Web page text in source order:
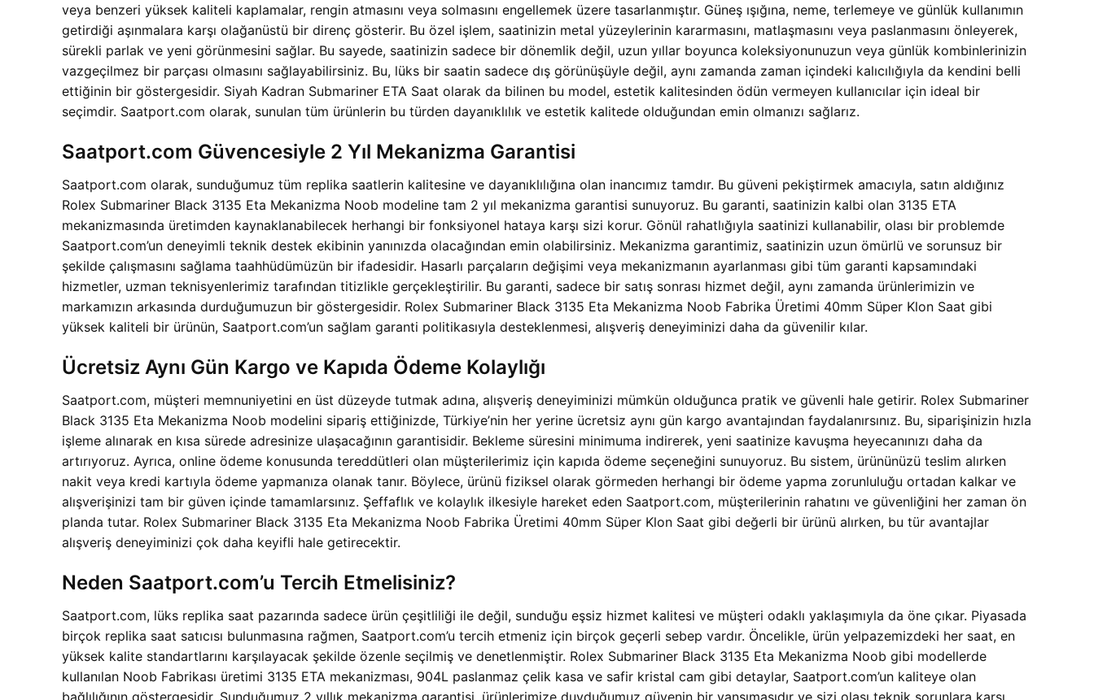
veya benzeri yüksek kaliteli kaplamalar, rengin atmasını veya solmasını engellemek üzere tasarlanmıştır. Güneş ışığına, neme, terlemeye ve günlük kullanımın
getirdiği aşınmalara karşı olağanüstü bir direnç gösterir. Bu özel işlem, saatinizin metal yüzeylerinin kararmasını, matlaşmasını veya paslanmasını önleyerek,
sürekli parlak ve yeni görünmesini sağlar. Bu sayede, saatinizin sadece bir dönemlik değil, uzun yıllar boyunca koleksiyonunuzun veya günlük kombinlerinizin
vazgeçilmez bir parçası olmasını sağlayabilirsiniz. Bu, lüks bir saatin sadece dış görünüşüyle değil, aynı zamanda zaman içindeki kalıcılığıyla da kendini belli
ettiğinin bir göstergesidir. Siyah Kadran Submariner ETA Saat olarak da bilinen bu model, estetik kalitesinden ödün vermeyen kullanıcılar için ideal bir
seçimdir. Saatport.com olarak, sunulan tüm ürünlerin bu türden dayanıklılık ve estetik kalitede olduğundan emin olmanızı sağlarız.
Saatport.com Güvencesiyle 2 Yıl Mekanizma Garantisi
Saatport.com olarak, sunduğumuz tüm replika saatlerin kalitesine ve dayanıklılığına olan inancımız tamdır. Bu güveni pekiştirmek amacıyla, satın aldığınız
Rolex Submariner Black 3135 Eta Mekanizma Noob modeline tam 2 yıl mekanizma garantisi sunuyoruz. Bu garanti, saatinizin kalbi olan 3135 ETA
mekanizmasında üretimden kaynaklanabilecek herhangi bir fonksiyonel hataya karşı sizi korur. Gönül rahatlığıyla saatinizi kullanabilir, olası bir problemde
Saatport.com’un deneyimli teknik destek ekibinin yanınızda olacağından emin olabilirsiniz. Mekanizma garantimiz, saatinizin uzun ömürlü ve sorunsuz bir
şekilde çalışmasını sağlama taahhüdümüzün bir ifadesidir. Hasarlı parçaların değişimi veya mekanizmanın ayarlanması gibi tüm garanti kapsamındaki
hizmetler, uzman teknisyenlerimiz tarafından titizlikle gerçekleştirilir. Bu garanti, sadece bir satış sonrası hizmet değil, aynı zamanda ürünlerimizin ve
markamızın arkasında durduğumuzun bir göstergesidir. Rolex Submariner Black 3135 Eta Mekanizma Noob Fabrika Üretimi 40mm Süper Klon Saat gibi
yüksek kaliteli bir ürünün, Saatport.com’un sağlam garanti politikasıyla desteklenmesi, alışveriş deneyiminizi daha da güvenilir kılar.
Ücretsiz Aynı Gün Kargo ve Kapıda Ödeme Kolaylığı
Saatport.com, müşteri memnuniyetini en üst düzeyde tutmak adına, alışveriş deneyiminizi mümkün olduğunca pratik ve güvenli hale getirir. Rolex Submariner
Black 3135 Eta Mekanizma Noob modelini sipariş ettiğinizde, Türkiye’nin her yerine ücretsiz aynı gün kargo avantajından faydalanırsınız. Bu, siparişinizin hızla
işleme alınarak en kısa sürede adresinize ulaşacağının garantisidir. Bekleme süresini minimuma indirerek, yeni saatinize kavuşma heyecanınızı daha da
artırıyoruz. Ayrıca, online ödeme konusunda tereddütleri olan müşterilerimiz için kapıda ödeme seçeneğini sunuyoruz. Bu sistem, ürününüzü teslim alırken
nakit veya kredi kartıyla ödeme yapmanıza olanak tanır. Böylece, ürünü fiziksel olarak görmeden herhangi bir ödeme yapma zorunluluğu ortadan kalkar ve
alışverişinizi tam bir güven içinde tamamlarsınız. Şeffaflık ve kolaylık ilkesiyle hareket eden Saatport.com, müşterilerinin rahatını ve güvenliğini her zaman ön
planda tutar. Rolex Submariner Black 3135 Eta Mekanizma Noob Fabrika Üretimi 40mm Süper Klon Saat gibi değerli bir ürünü alırken, bu tür avantajlar
alışveriş deneyiminizi çok daha keyifli hale getirecektir.
Neden Saatport.com’u Tercih Etmelisiniz?
Saatport.com, lüks replika saat pazarında sadece ürün çeşitliliği ile değil, sunduğu eşsiz hizmet kalitesi ve müşteri odaklı yaklaşımıyla da öne çıkar. Piyasada
birçok replika saat satıcısı bulunmasına rağmen, Saatport.com’u tercih etmeniz için birçok geçerli sebep vardır. Öncelikle, ürün yelpazemizdeki her saat, en
yüksek kalite standartlarını karşılayacak şekilde özenle seçilmiş ve denetlenmiştir. Rolex Submariner Black 3135 Eta Mekanizma Noob gibi modellerde
kullanılan Noob Fabrikası üretimi 3135 ETA mekanizması, 904L paslanmaz çelik kasa ve safir kristal cam gibi detaylar, Saatport.com’un kaliteye olan
bağlılığının göstergesidir. Sunduğumuz 2 yıllık mekanizma garantisi, ürünlerimize duyduğumuz güvenin bir yansımasıdır ve sizi olası teknik sorunlara karşı